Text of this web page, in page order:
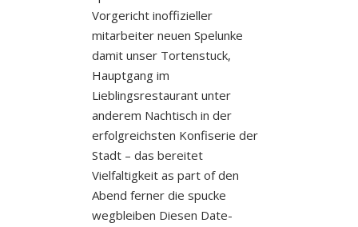
Vorgericht inoffizieller
mitarbeiter neuen Spelunke
damit unser Tortenstuck,
Hauptgang im
Lieblingsrestaurant unter
anderem Nachtisch in der
erfolgreichsten Konfiserie der
Stadt – das bereitet
Vielfaltigkeit as part of den
Abend ferner die spucke
wegbleiben Diesen Date-